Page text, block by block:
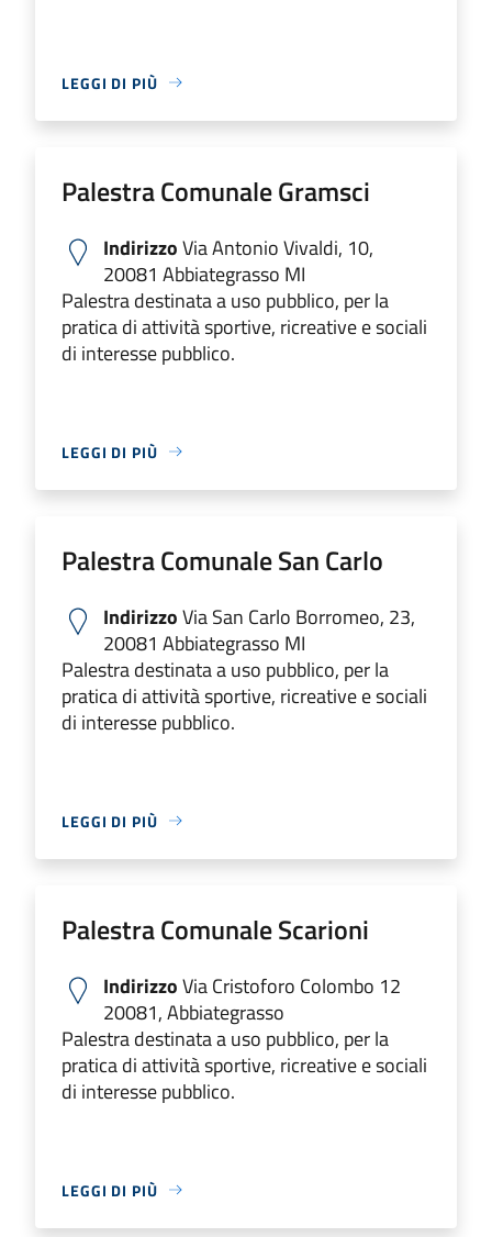
LEGGI DI PIÙ
Palestra Comunale Gramsci
IndirizzoVia Antonio Vivaldi, 10,
20081 Abbiategrasso MI
Palestra destinata a uso pubblico, per la
pratica di attività sportive, ricreative e sociali
di interesse pubblico.
LEGGI DI PIÙ
Palestra Comunale San Carlo
IndirizzoVia San Carlo Borromeo, 23,
20081 Abbiategrasso MI
Palestra destinata a uso pubblico, per la
pratica di attività sportive, ricreative e sociali
di interesse pubblico.
LEGGI DI PIÙ
Palestra Comunale Scarioni
IndirizzoVia Cristoforo Colombo 12
20081, Abbiategrasso
Palestra destinata a uso pubblico, per la
pratica di attività sportive, ricreative e sociali
di interesse pubblico.
LEGGI DI PIÙ